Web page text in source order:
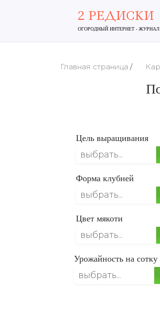
2 РЕДИСКИ
ОГОРОДНЫЙ ИНТЕРНЕТ - ЖУРНАЛ
Главная страница /
Цель выращивания
выбрать...
Форма клубней
выбрать...
Цвет мякоти
выбрать...
Урожайность на сотку
выбрать...